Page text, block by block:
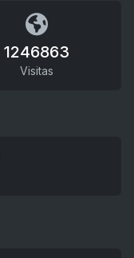
1246863
Visitas